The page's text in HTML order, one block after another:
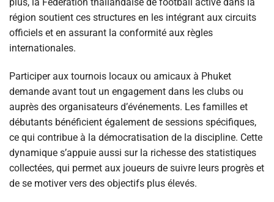
région soutient ces structures en les intégrant aux circuits
officiels et en assurant la conformité aux règles
internationales.
Participer aux tournois locaux ou amicaux à Phuket
demande avant tout un engagement dans les clubs ou
auprès des organisateurs d’événements. Les familles et
débutants bénéficient également de sessions spécifiques,
ce qui contribue à la démocratisation de la discipline. Cette
dynamique s’appuie aussi sur la richesse des statistiques
collectées, qui permet aux joueurs de suivre leurs progrès et
de se motiver vers des objectifs plus élevés.